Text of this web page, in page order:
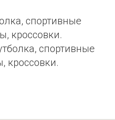
спортивные
кроссовки.
спортивные
кроссовки.